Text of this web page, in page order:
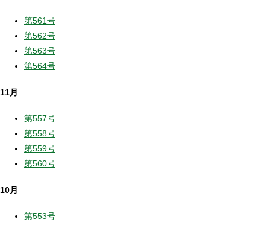
第561号
第562号
第563号
第564号
11月
第557号
第558号
第559号
第560号
10月
第553号